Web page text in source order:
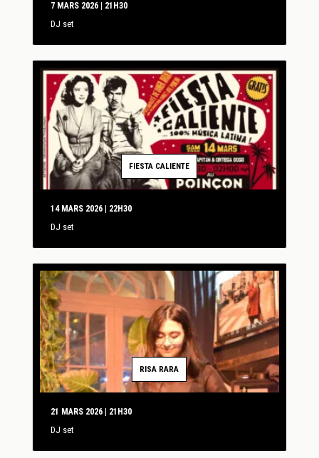
7 MARS 2026 | 21H30
DJ set
FIESTA CALIENTE
14 MARS 2026 | 22H30
DJ set
RISA RARA
21 MARS 2026 | 21H30
DJ set